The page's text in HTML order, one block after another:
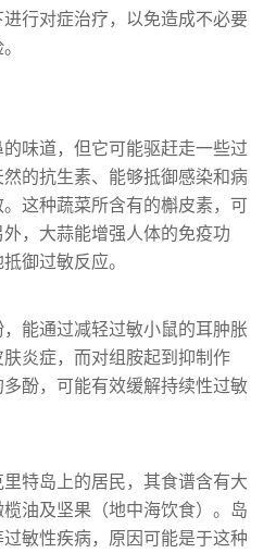
行对症治疗，以免造成不必要
味道，但它可能驱赶走一些过
的抗生素、能够抵御感染和病
这种蔬菜所含有的槲皮素，可
，大蒜能增强人体的免疫功
御过敏反应。
能通过减轻过敏小鼠的耳肿胀
炎症，而对组胺起到抑制作
酚，可能有效缓解持续性过敏
特岛上的居民，其食谱含有大
油及坚果（地中海饮食）。岛
过敏性疾病，原因可能是于这种